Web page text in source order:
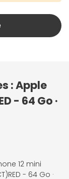
: Apple
- 64 Go ·
12 mini
- 64 Go ·